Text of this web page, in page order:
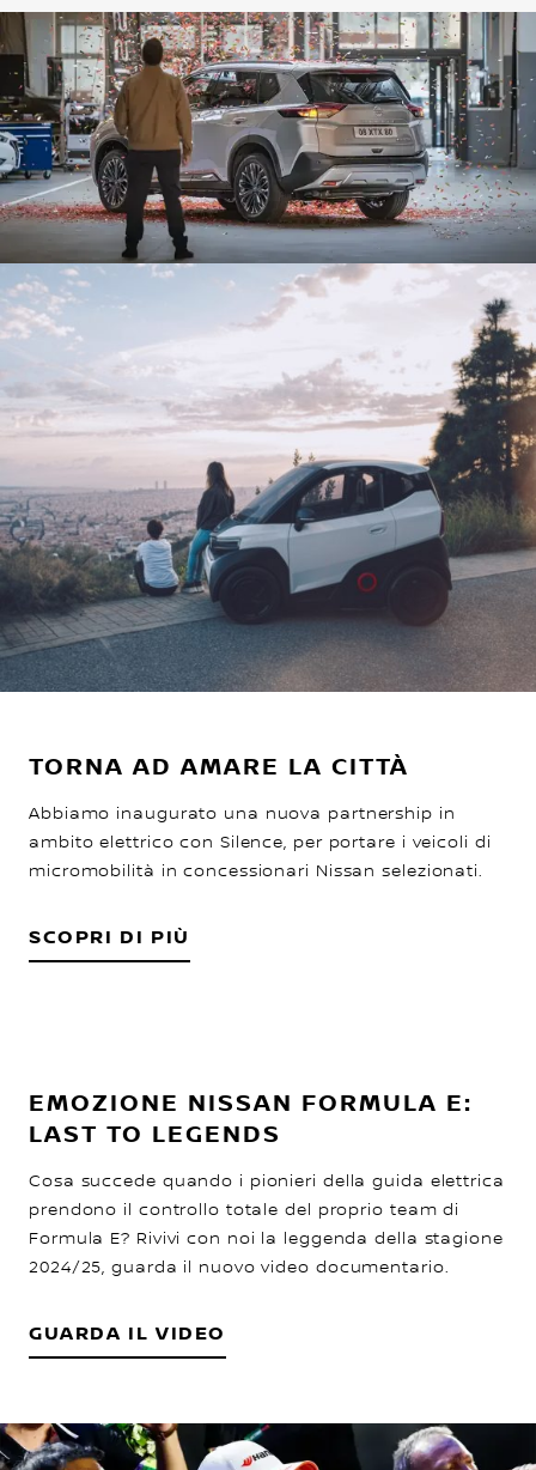
TORNA AD AMARE LA CITTÀ
Abbiamo inaugurato una nuova partnership in
ambito elettrico con Silence, per portare i veicoli di
micromobilità in concessionari Nissan selezionati.
SCOPRI DI PIÙ
EMOZIONE NISSAN FORMULA E:
LAST TO LEGENDS
Cosa succede quando i pionieri della guida elettrica
prendono il controllo totale del proprio team di
Formula E? Rivivi con noi la leggenda della stagione
2024/25, guarda il nuovo video documentario.
GUARDA IL VIDEO